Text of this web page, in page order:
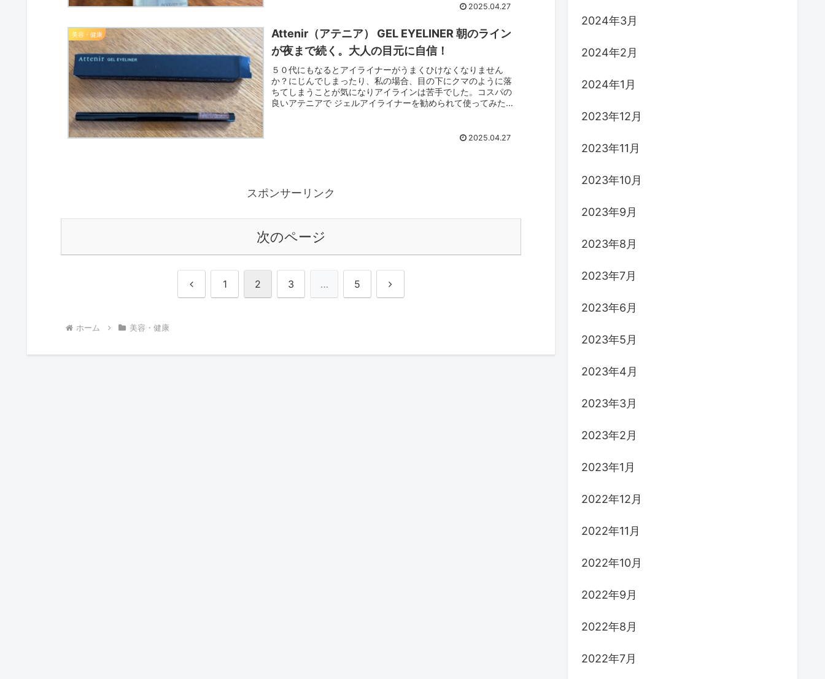
2025.04.27
美容・健康
Attenir（アテニア） GEL EYELINER 朝のライン
が夜まで続く。大人の目元に自信！
５０代にもなるとアイライナーがうまくひけなくなりません
か？にじんでしまったり、私の場合、目の下にクマのように落
ちてしまうことが気になりアイラインは苦手でした。コスパの
良いアテニアで ジェルアイライナーを勧められて使ってみた
2025.04.27
スポンサーリンク
次のページ
前 1 2 3 … 5 次
ホーム 美容・健康
2024年3月
2024年2月
2024年1月
2023年12月
2023年11月
2023年10月
2023年9月
2023年8月
2023年7月
2023年6月
2023年5月
2023年4月
2023年3月
2023年2月
2023年1月
2022年12月
2022年11月
2022年10月
2022年9月
2022年8月
2022年7月